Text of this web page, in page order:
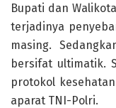
Bupati dan
terjadinya
masing.
bersifat ultimatik.
protokol
aparat TNI-Polri.